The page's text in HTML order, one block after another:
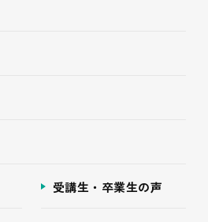
受講生・卒業生の声